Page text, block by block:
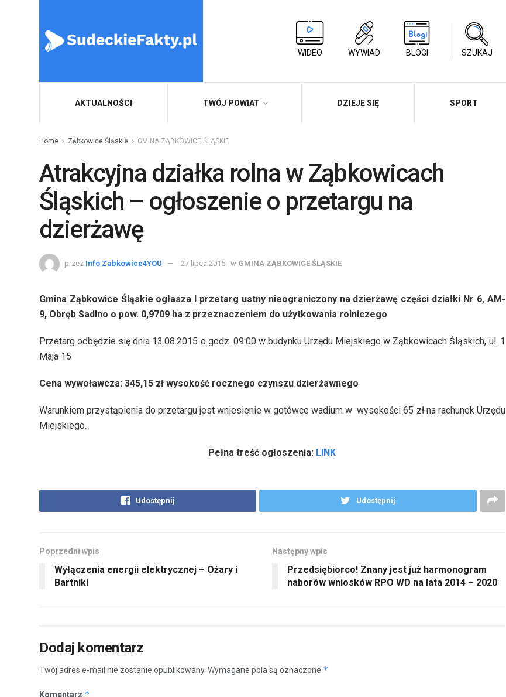
WIDEO WYWIAD BLOGI SZUKAJ
AKTUALNOŚCI TWÓJ POWIAT DZIEJE SIĘ SPORT
Home Ząbkowice Śląskie GMINA ZĄBKOWICE ŚLĄSKIE
Atrakcyjna działka rolna w Ząbkowicach
Śląskich – ogłoszenie o przetargu na
dzierżawę
przez Info Zabkowice4YOU 27 lipca 2015 w GMINA ZĄBKOWICE ŚLĄSKIE
Gmina Ząbkowice Śląskie ogłasza I przetarg ustny nieograniczony na dzierżawę części działki Nr 6, AM-
9, Obręb Sadlno o pow. 0,9709 ha z przeznaczeniem do użytkowania rolniczego
Przetarg odbędzie się dnia 13.08.2015 o godz. 09:00 w budynku Urzędu Miejskiego w Ząbkowicach Śląskich, ul. 1
Maja 15
Cena wywoławcza: 345,15 zł wysokość rocznego czynszu dzierżawnego
Warunkiem przystąpienia do przetargu jest wniesienie w gotówce wadium w wysokości 65 zł na rachunek Urzędu
Miejskiego.
Pełna treść ogłoszenia: LINK
Udostępnij Udostępnij
Poprzedni wpis
Wyłączenia energii elektrycznej – Ożary i
Bartniki
Następny wpis
Przedsiębiorco! Znany jest już harmonogram
naborów wniosków RPO WD na lata 2014 – 2020
Dodaj komentarz
Twój adres e-mail nie zostanie opublikowany. Wymagane pola są oznaczone *
Komentarz *